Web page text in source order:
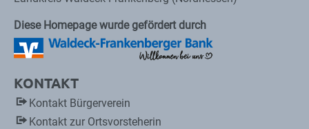
Diese Homepage wurde gefördert durch
KONTAKT
Kontakt Bürgerverein
Kontakt zur Ortsvorsteherin